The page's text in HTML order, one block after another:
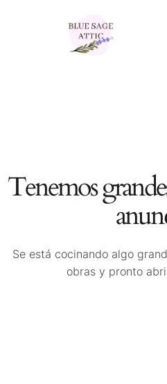
Tenemos
Se está cocinando algo
obras y pronto